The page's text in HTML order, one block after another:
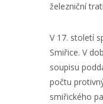
železniční
V 17. století
Smiřice. V
soupisu
počtu
smiřického